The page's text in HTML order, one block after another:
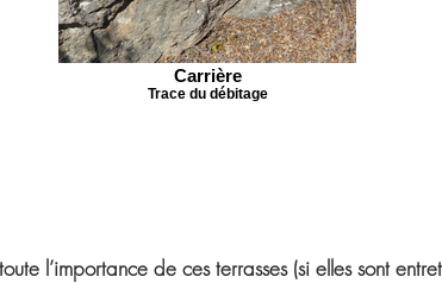
Carrière
Trace du débitage
l’importance de ces terrasses (si elles sont